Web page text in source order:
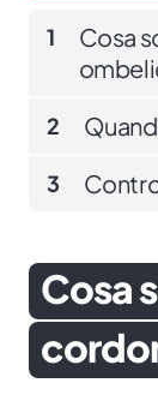
1
Cosa
2
3
Cosa